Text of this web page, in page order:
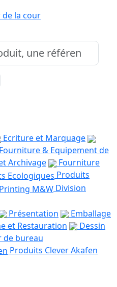
Ecriture et Marquage
Fourniture & Equipement de
Archivage
Fourniture
Produits
Division
Présentation
Emballage
et Restauration
Dessin
de bureau
Produits Clever Akafen